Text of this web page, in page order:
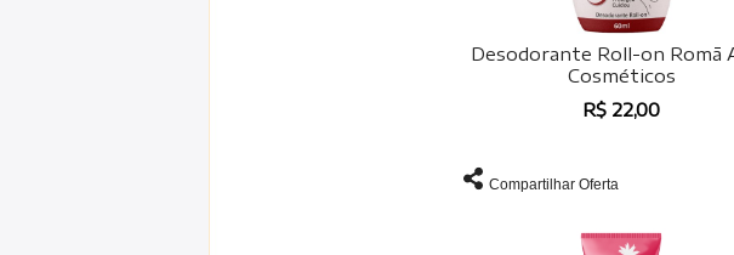
Desodorante Roll-on Romã
Cosméticos
R$ 22,00
Compartilhar Oferta